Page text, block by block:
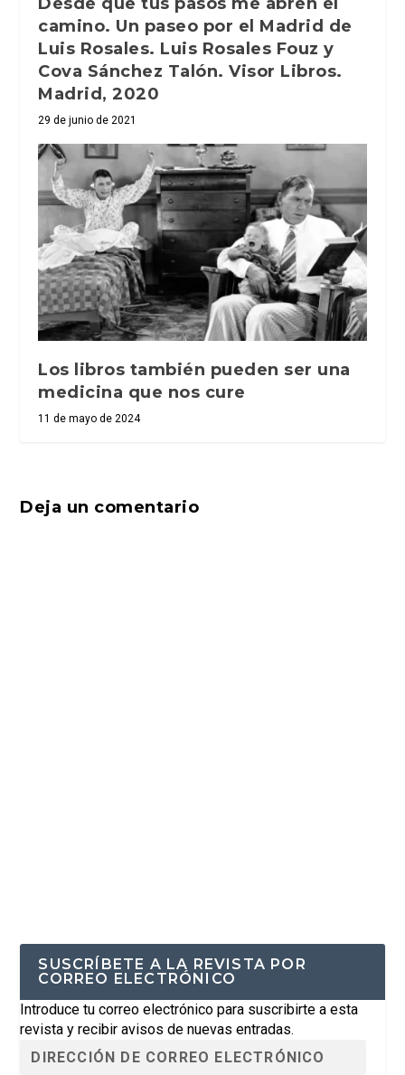
camino. Un paseo por el Madrid de
Luis Rosales. Luis Rosales Fouz y
Cova Sánchez Talón. Visor Libros.
Madrid, 2020
29 de junio de 2021
Los libros también pueden ser una
medicina que nos cure
11 de mayo de 2024
Deja un comentario
SUSCRÍBETE A LA REVISTA POR
CORREO ELECTRÓNICO
Introduce tu correo electrónico para suscribirte a esta
revista y recibir avisos de nuevas entradas.